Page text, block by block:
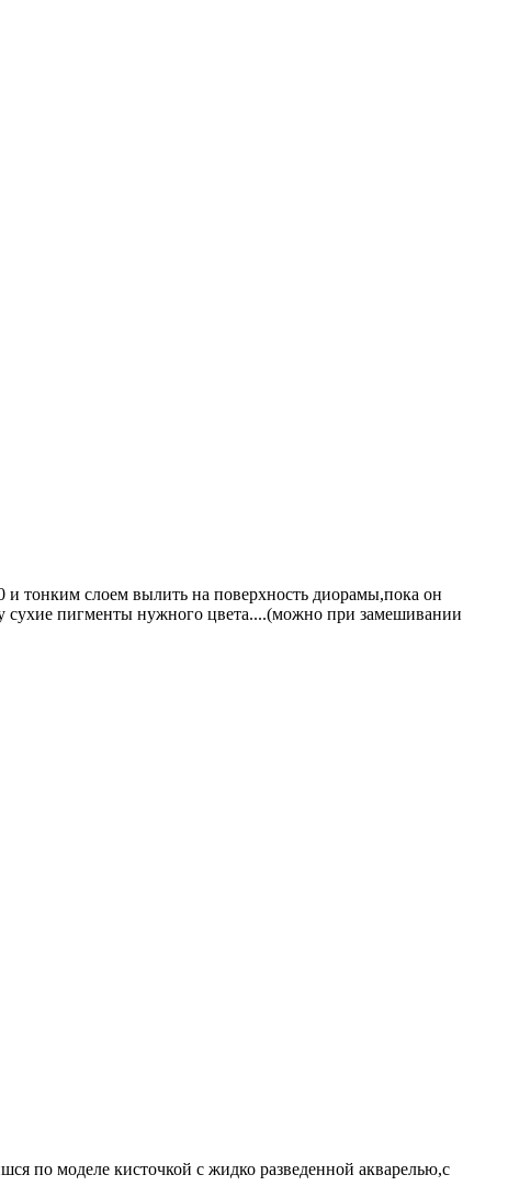
и тонким слоем вылить на поверхность диорамы,пока он
сухие пигменты нужного цвета....(можно при замешивании
по моделе кисточкой с жидко разведенной акварелью,с